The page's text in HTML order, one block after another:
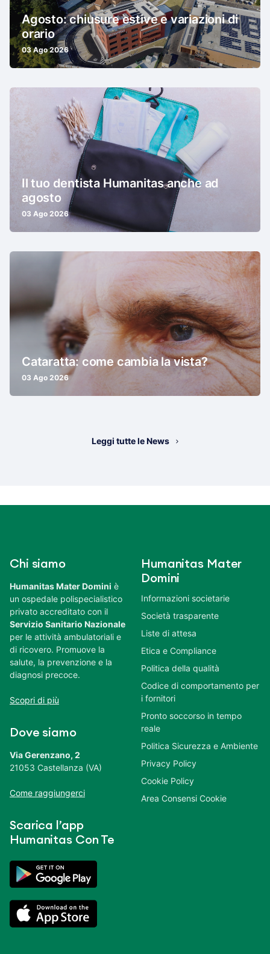
Agosto: chiusure estive e variazioni di
orario
03 Ago 2026
Il tuo dentista Humanitas anche ad
agosto
03 Ago 2026
Cataratta: come cambia la vista?
03 Ago 2026
Leggi tutte le News
Chi siamo
Humanitas Mater Domini è
un ospedale polispecialistico
privato accreditato con il
Servizio Sanitario Nazionale
per le attività ambulatoriali e
di ricovero. Promuove la
salute, la prevenzione e la
diagnosi precoce.
Scopri di più
Dove siamo
Via Gerenzano, 2
21053 Castellanza (VA)
Come raggiungerci
Scarica l’app
Humanitas Con Te
Humanitas Mater
Domini
Informazioni societarie
Società trasparente
Liste di attesa
Etica e Compliance
Politica della qualità
Codice di comportamento per
i fornitori
Pronto soccorso in tempo
reale
Politica Sicurezza e Ambiente
Privacy Policy
Cookie Policy
Area Consensi Cookie